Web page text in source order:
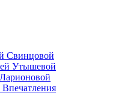
Свинцовой
Утышевой
Впечатления